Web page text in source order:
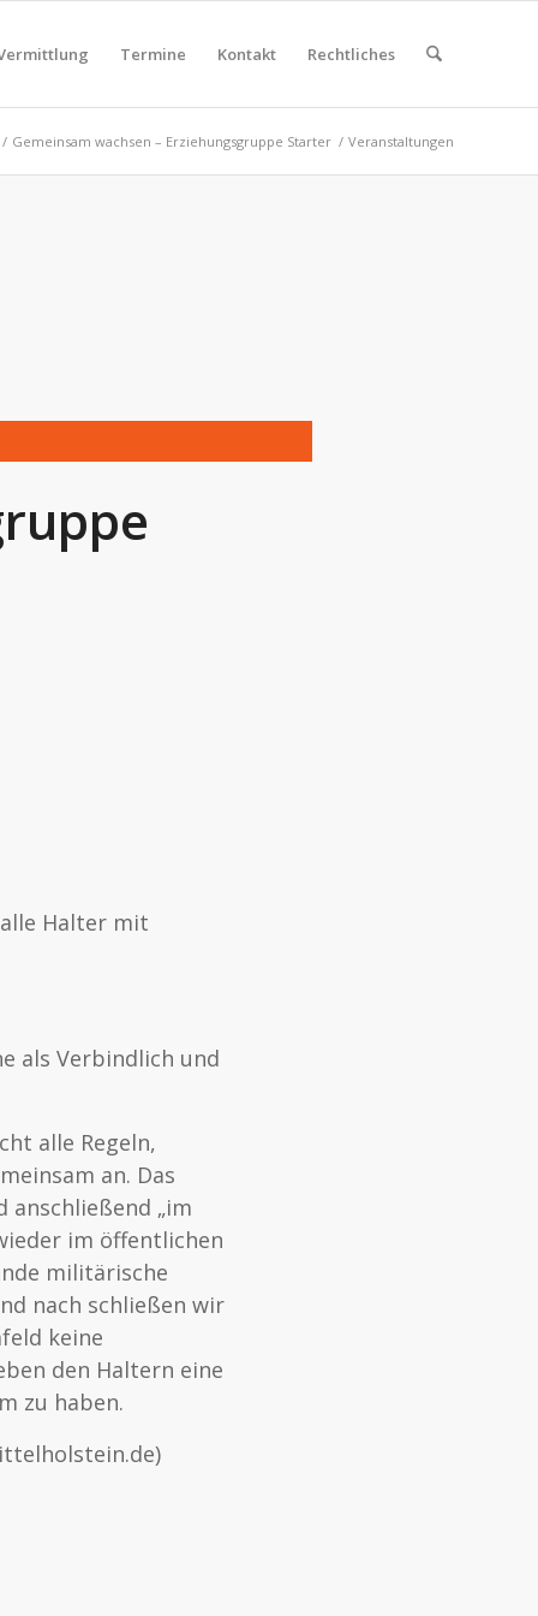
Termine Kontakt Rechtliches
/ Gemeinsam wachsen – Erziehungsgruppe Starter / Veranstaltungen
Halter mit
als Verbindlich und
alle Regeln,
an. Das
„im
im öffentlichen
militärische
nach schließen wir
keine
den Haltern eine
zu haben.